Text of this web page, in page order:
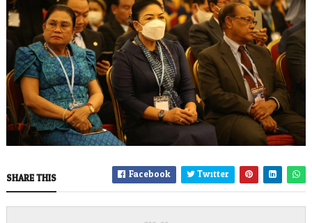
SHARE THIS Facebook Twitter